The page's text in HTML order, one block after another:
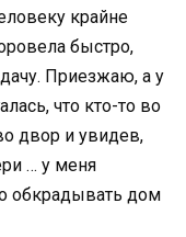
крайне
быстро,
Приезжаю, а у
что кто-то во
двор и увидев,
… у меня
обкрадывать дом